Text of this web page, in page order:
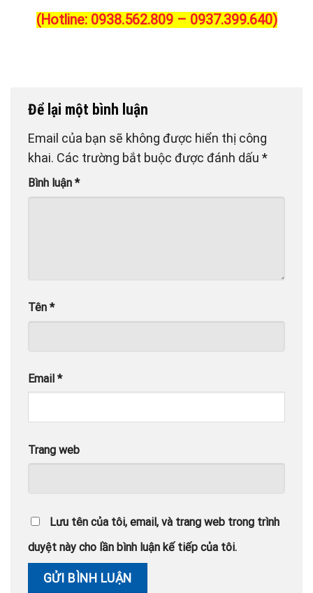
(Hotline: 0938.562.809 – 0937.399.640)
Để lại một bình luận
Email của bạn sẽ không được hiển thị công
khai. Các trường bắt buộc được đánh dấu *
Bình luận *
Tên *
Email *
Trang web
Lưu tên của tôi, email, và trang web trong trình
duyệt này cho lần bình luận kế tiếp của tôi.